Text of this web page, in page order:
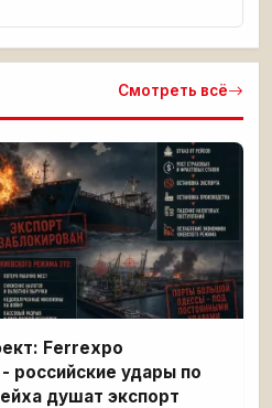
Смотреть всё
Ferrexpo
российские удары по
душат экспорт